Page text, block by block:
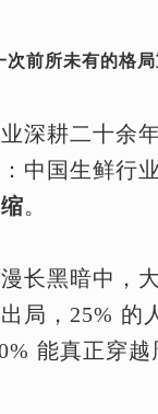
前所未有的格局
深耕二十余
中国生鲜行
。
长黑暗中，
局，25% 的
能真正穿越